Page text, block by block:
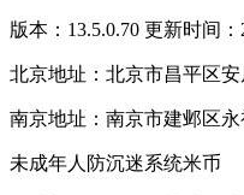
版本：13.5.0.70 更新时间：
北京地址：北京市昌平区
南京地址：南京市建邺区
未成年人防沉迷系统米币